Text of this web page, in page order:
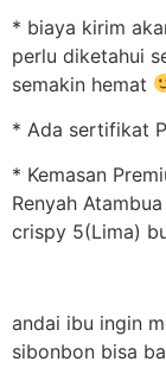
* biaya kirim
perlu diketahui
semakin hemat
* Ada sertifikat
* Kemasan
Renyah
crispy 5(Lima)
andai ibu ingin
sibonbon bisa